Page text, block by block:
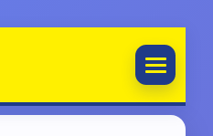
Sedes Colombia
Cobertura